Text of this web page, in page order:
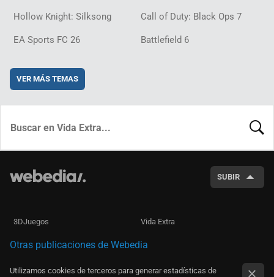
Hollow Knight: Silksong Call of Duty: Black Ops 7
EA Sports FC 26 Battlefield 6
VER MÁS TEMAS
SUBIR
3DJuegos Vida Extra
Otras publicaciones de Webedia
Utilizamos cookies de terceros para generar estadísticas de